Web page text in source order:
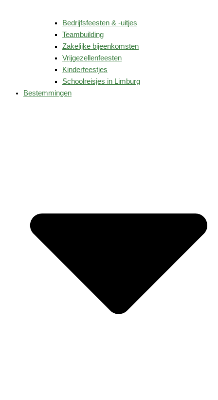
Bedrijfsfeesten & -uitjes
Teambuilding
Zakelijke bijeenkomsten
Vrijgezellenfeesten
Kinderfeestjes
Schoolreisjes in Limburg
Bestemmingen